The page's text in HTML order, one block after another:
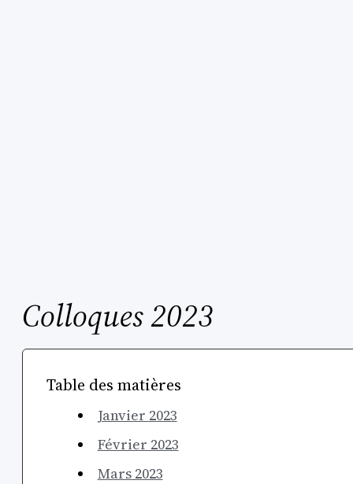
Colloques 2023
Table des matières
Janvier 2023
Février 2023
Mars 2023